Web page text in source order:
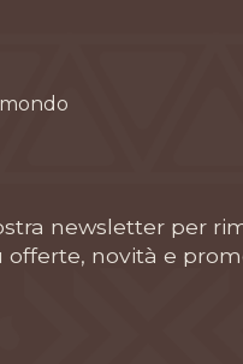
newsletter per
offerte, novità e